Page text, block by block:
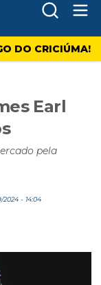
DO CRICIÚMA!
Earl
pela
- 14:04